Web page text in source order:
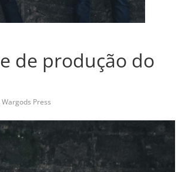
de produção do
Wargods Press